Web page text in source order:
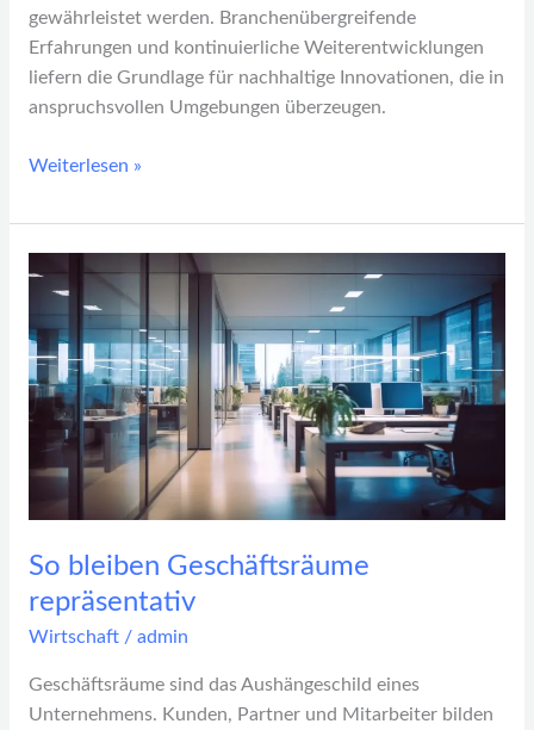
gewährleistet werden. Branchenübergreifende
Erfahrungen und kontinuierliche Weiterentwicklungen
liefern die Grundlage für nachhaltige Innovationen, die in
anspruchsvollen Umgebungen überzeugen.
Weiterlesen »
So bleiben Geschäftsräume
repräsentativ
Wirtschaft/ admin
Geschäftsräume sind das Aushängeschild eines
Unternehmens. Kunden, Partner und Mitarbeiter bilden
bleiben
Geschäftsräume
repräsentativ